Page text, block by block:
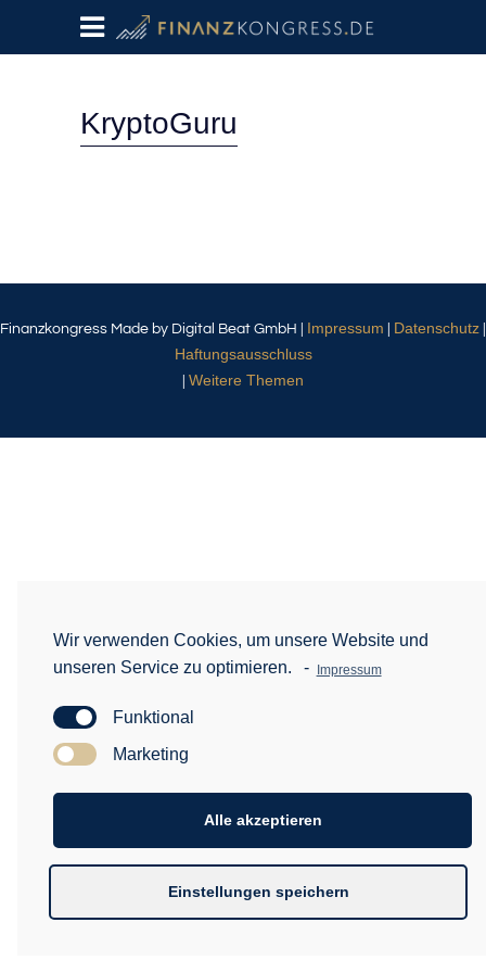
KryptoGuru
Finanzkongress Made by Digital Beat GmbH | Impressum Datenschutz
Haftungsausschluss
Weitere Themen
Wir verwenden Cookies, um unsere Website und
unseren Service zu optimieren.
- Impressum
Funktional
Marketing
Alle akzeptieren
Einstellungen speichern